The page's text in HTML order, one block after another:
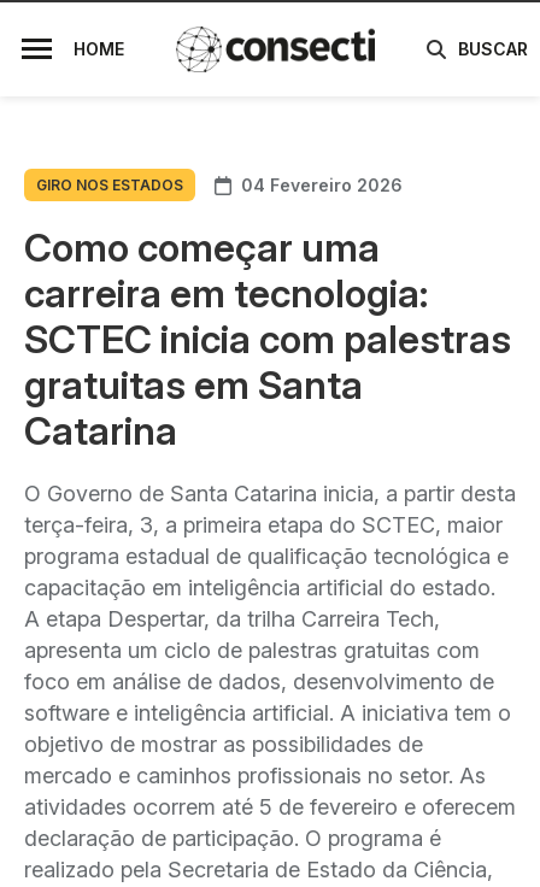
HOME BUSCAR
GIRO NOS ESTADOS 04 Fevereiro 2026
Como começar uma
carreira em tecnologia:
SCTEC inicia com palestras
gratuitas em Santa
Catarina
O Governo de Santa Catarina inicia, a partir desta
terça-feira, 3, a primeira etapa do SCTEC, maior
programa estadual de qualificação tecnológica e
capacitação em inteligência artificial do estado.
A etapa Despertar, da trilha Carreira Tech,
apresenta um ciclo de palestras gratuitas com
foco em análise de dados, desenvolvimento de
software e inteligência artificial. A iniciativa tem o
objetivo de mostrar as possibilidades de
mercado e caminhos profissionais no setor. As
atividades ocorrem até 5 de fevereiro e oferecem
declaração de participação. O programa é
realizado pela Secretaria de Estado da Ciência,